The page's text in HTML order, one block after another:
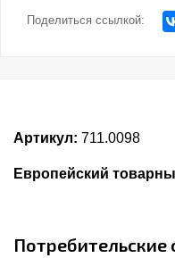
Поделиться ссылкой:
Артикул: 711.0098
Европейский
Потребительские